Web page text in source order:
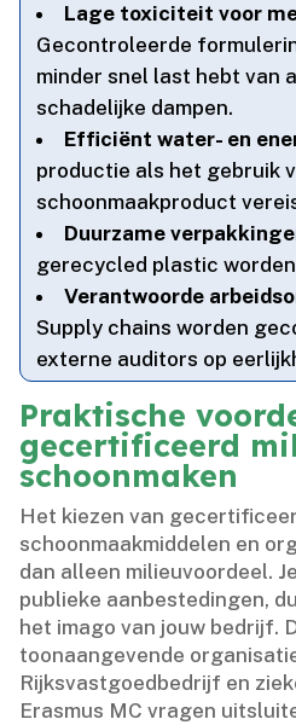
Lage toxiciteit voor
Gecontroleerde
minder snel last hebt van
schadelijke dampen.​
Efficiënt water- en
productie als het gebruik
schoonmaakproduct
Duurzame
gerecycled plastic
Verantwoorde
Supply chains worden
externe auditors op
Praktische
gecertificeerd
schoonmaken
Het kiezen van
schoonmaakmiddelen en
dan alleen milieuvoordeel.​
publieke aanbestedingen,
het imago van jouw bedrijf.​
toonaangevende
Rijksvastgoedbedrijf en
Erasmus MC vragen